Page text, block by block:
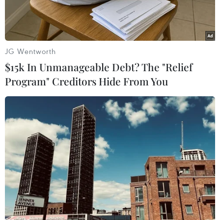
Đại diện thương mại Mỹ Katherine Tai. (Ảnh: AFP/TTXVN)
Ngày 30/3, Đại diện Thương mại Mỹ Katherine
Tai khẳng định sáng kiến của Mỹ về khung hợp
tác kinh tế khu vực Ấn Độ Dương-Thái Bình
Dương sẽ đem lại những lợi ích đáng kể, dù các
JG Wentworth
$15k In Unmanageable Debt? The "Relief
Program" Creditors Hide From You